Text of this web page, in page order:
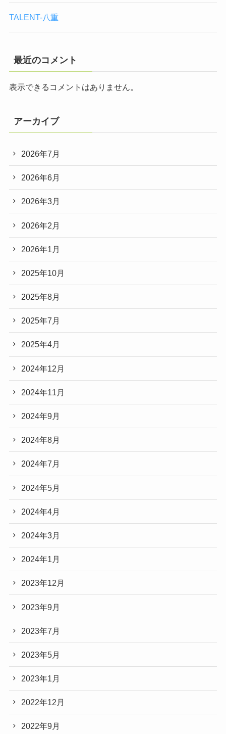
TALENT-八重
最近のコメント
表示できるコメントはありません。
アーカイブ
2026年7月
2026年6月
2026年3月
2026年2月
2026年1月
2025年10月
2025年8月
2025年7月
2025年4月
2024年12月
2024年11月
2024年9月
2024年8月
2024年7月
2024年5月
2024年4月
2024年3月
2024年1月
2023年12月
2023年9月
2023年7月
2023年5月
2023年1月
2022年12月
2022年9月